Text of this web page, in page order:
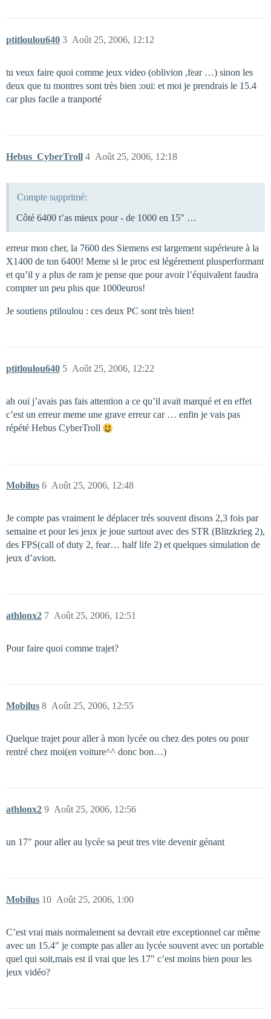
ptitloulou640 Août 25, 2006, 12:12
3
tu veux faire quoi comme jeux video (oblivion ,fear …) sinon les
deux que tu montres sont très bien :oui: et moi je prendrais le 15.4
car plus facile a tranporté
Hebus_CyberTroll Août 25, 2006, 12:18
4
Compte supprimé:
Côté 6400 t’as mieux pour - de 1000 en 15" …
erreur mon cher, la 7600 des Siemens est largement supérieure à la
X1400 de ton 6400! Meme si le proc est légérement plusperformant
et qu’il y a plus de ram je pense que pour avoir l’équivalent faudra
compter un peu plus que 1000euros!
Je soutiens ptiloulou : ces deux PC sont très bien!
ptitloulou640 Août 25, 2006, 12:22
5
ah oui j’avais pas fais attention a ce qu’il avait marqué et en effet
c’est un erreur meme une grave erreur car … enfin je vais pas
répété Hebus CyberTroll
Mobilus Août 25, 2006, 12:48
6
Je compte pas vraiment le déplacer trés souvent disons 2,3 fois par
semaine et pour les jeux je joue surtout avec des STR (Blitzkrieg 2),
des FPS(call of duty 2, fear… half life 2) et quelques simulation de
jeux d’avion.
athlonx2 Août 25, 2006, 12:51
7
Pour faire quoi comme trajet?
Mobilus Août 25, 2006, 12:55
8
Quelque trajet pour aller à mon lycée ou chez des potes ou pour
rentré chez moi(en voiture^^ donc bon…)
athlonx2 Août 25, 2006, 12:56
9
un 17" pour aller au lycée sa peut tres vite devenir génant
Mobilus Août 25, 2006, 1:00
10
C’est vrai mais normalement sa devrait etre exceptionnel car même
avec un 15.4" je compte pas aller au lycée souvent avec un portable
quel qui soit,mais est il vrai que les 17" c’est moins bien pour les
jeux vidéo?